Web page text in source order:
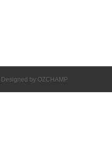
Designed by OZCHAMP